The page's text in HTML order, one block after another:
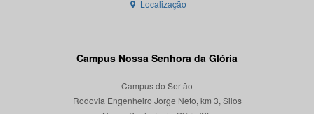
Localização
Campus Nossa Senhora da Glória
Campus do Sertão
Rodovia Engenheiro Jorge Neto, km 3, Silos
Nossa Senhora da Glória/SE